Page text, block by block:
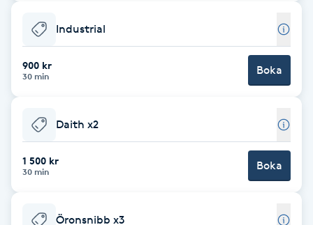
Gel naglar
Gellack med förstärkning
Industrial
900 kr
30 min Boka
Daith x2
1 500 kr
30 min Boka
Öronsnibb x3